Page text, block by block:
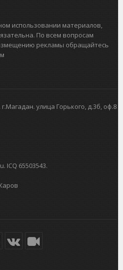
использовании материалов,
По всем вопросам
рекламы обращайтесь
улица Горького, д.3б, оф.8
ICQ 65503543.